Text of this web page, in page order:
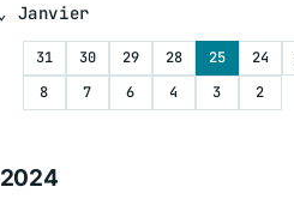
Janvier
31 30 29 28 25 24
8
7 6 4 3 2
2024